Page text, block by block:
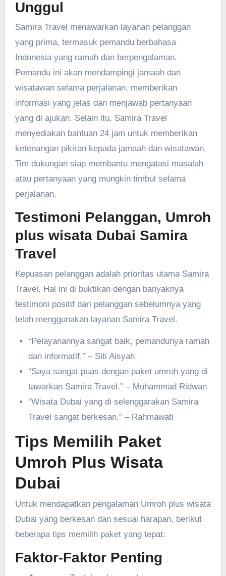
Unggul
Samira Travel menawarkan layanan pelanggan
yang prima, termasuk pemandu berbahasa
Indonesia yang ramah dan berpengalaman.
Pemandu ini akan mendampingi jamaah dan
wisatawan selama perjalanan, memberikan
informasi yang jelas dan menjawab pertanyaan
yang di ajukan. Selain itu, Samira Travel
menyediakan bantuan 24 jam untuk memberikan
ketenangan pikiran kepada jamaah dan wisatawan.
Tim dukungan siap membantu mengatasi masalah
atau pertanyaan yang mungkin timbul selama
perjalanan.
Testimoni Pelanggan, Umroh
plus wisata Dubai Samira
Travel
Kepuasan pelanggan adalah prioritas utama Samira
Travel. Hal ini di buktikan dengan banyaknya
testimoni positif dari pelanggan sebelumnya yang
telah menggunakan layanan Samira Travel.
“Pelayanannya sangat baik, pemandunya ramah
dan informatif.” – Siti Aisyah
“Saya sangat puas dengan paket umroh yang di
tawarkan Samira Travel.” – Muhammad Ridwan
“Wisata Dubai yang di selenggarakan Samira
Travel sangat berkesan.” – Rahmawati
Tips Memilih Paket
Umroh Plus Wisata
Dubai
Untuk mendapatkan pengalaman Umroh plus wisata
Dubai yang berkesan dan sesuai harapan, berikut
beberapa tips memilih paket yang tepat:
Faktor-Faktor Penting